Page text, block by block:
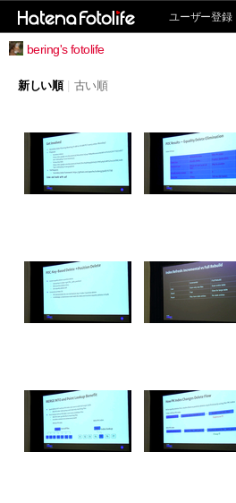
ユーザー登録
bering's fotolife
新しい順 古い順